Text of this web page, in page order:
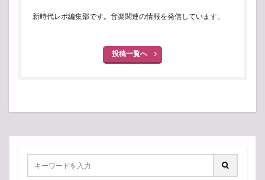
新時代レポ編集部です。音楽関連の情報を発信しています。
投稿一覧へ